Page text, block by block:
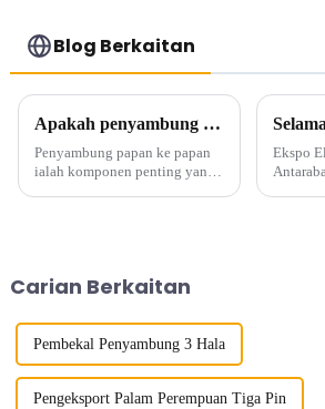
Blog Berkaitan
Apakah penyambung papan ke papan?
Penyambung papan ke papan
ialah komponen penting yang
Penyambung papan ke papan
Ekspo
Carian Berkaitan
Pembekal Penyambung 3 Hala
Pengeksport Palam Perempuan Tiga Pin